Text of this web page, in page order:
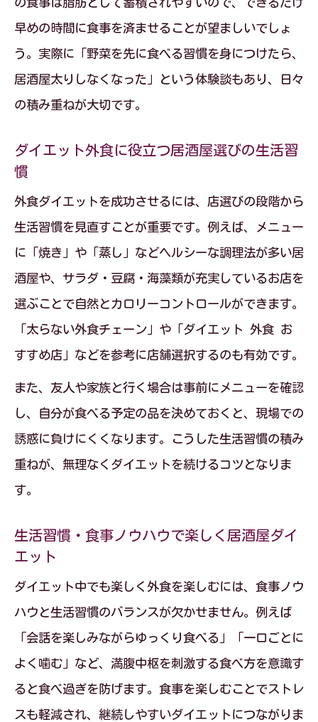
の食事は脂肪として蓄積されやすいので、できるだけ
早めの時間に食事を済ませることが望ましいでしょ
う。実際に「野菜を先に食べる習慣を身につけたら、
居酒屋太りしなくなった」という体験談もあり、日々
の積み重ねが大切です。
ダイエット外食に役立つ居酒屋選びの生活習
慣
外食ダイエットを成功させるには、店選びの段階から
生活習慣を見直すことが重要です。例えば、メニュー
に「焼き」や「蒸し」などヘルシーな調理法が多い居
酒屋や、サラダ・豆腐・海藻類が充実しているお店を
選ぶことで自然とカロリーコントロールができます。
「太らない外食チェーン」や「ダイエット 外食 お
すすめ店」などを参考に店舗選択するのも有効です。
また、友人や家族と行く場合は事前にメニューを確認
し、自分が食べる予定の品を決めておくと、現場での
誘惑に負けにくくなります。こうした生活習慣の積み
重ねが、無理なくダイエットを続けるコツとなりま
す。
生活習慣・食事ノウハウで楽しく居酒屋ダイ
エット
ダイエット中でも楽しく外食を楽しむには、食事ノウ
ハウと生活習慣のバランスが欠かせません。例えば
「会話を楽しみながらゆっくり食べる」「一口ごとに
よく噛む」など、満腹中枢を刺激する食べ方を意識す
ると食べ過ぎを防げます。食事を楽しむことでストレ
スも軽減され、継続しやすいダイエットにつながりま